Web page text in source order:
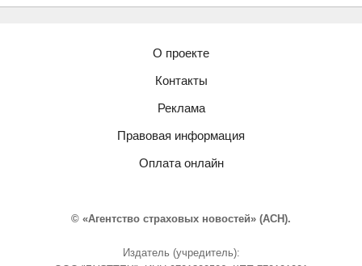
О проекте
Контакты
Реклама
Правовая информация
Оплата онлайн
© «Агентство страховых новостей» (АСН).
Издатель (учредитель):